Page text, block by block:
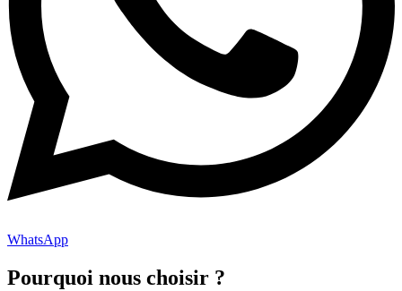
WhatsApp
Pourquoi nous choisir ?